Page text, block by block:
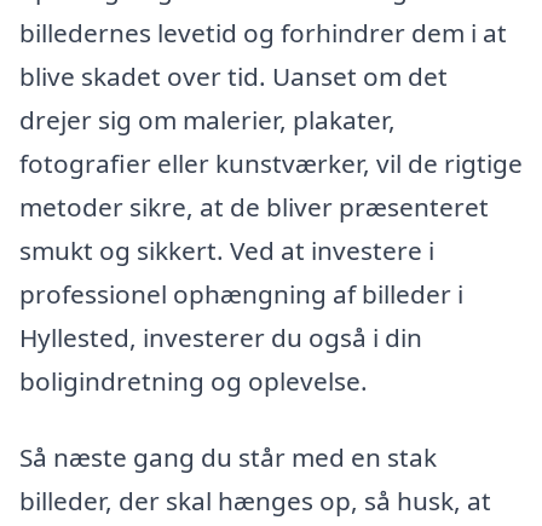
billedernes levetid og forhindrer dem i at
blive skadet over tid. Uanset om det
drejer sig om malerier, plakater,
fotografier eller kunstværker, vil de rigtige
metoder sikre, at de bliver præsenteret
smukt og sikkert. Ved at investere i
professionel ophængning af billeder i
Hyllested, investerer du også i din
boligindretning og oplevelse.
Så næste gang du står med en stak
billeder, der skal hænges op, så husk, at